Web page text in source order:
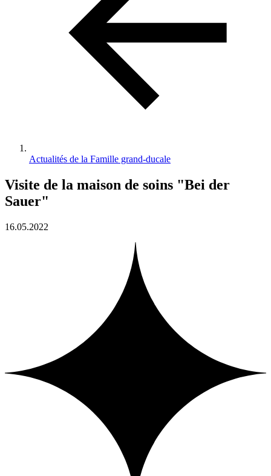
Actualités de la Famille grand-ducale
Visite de la maison de soins "Bei der
Sauer"
16.05.2022